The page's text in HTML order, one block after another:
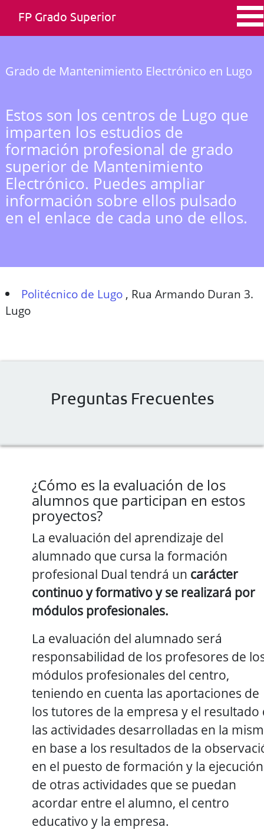
FP Grado Superior
Grado de Mantenimiento Electrónico en Lugo
Estos son los centros de Lugo que
imparten los estudios de
formación profesional de grado
superior de Mantenimiento
Electrónico. Puedes ampliar
información sobre ellos pulsado
en el enlace de cada uno de ellos.
Politécnico de Lugo , Rua Armando Duran 3.
Lugo
Preguntas Frecuentes
¿Cómo es la evaluación de los
alumnos que participan en estos
proyectos?
La evaluación del aprendizaje del
alumnado que cursa la formación
profesional Dual tendrá un carácter
continuo y formativoy se realizará por
módulos profesionales.
La evaluación del alumnado será
responsabilidad de los profesores de
módulos profesionales del centro,
teniendo en cuenta las aportaciones de
los tutores de la empresa y el resultado
las actividades desarrolladas en la
en base a los resultados de la
en el puesto de formación y la ejecución
de otras actividades que se puedan
acordar entre el alumno, el centro
educativo y la empresa.